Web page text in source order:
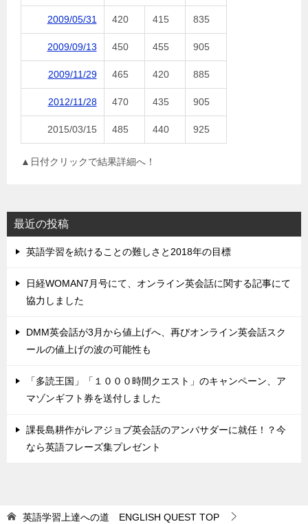
2009/05/31 420 415 835
2009/09/13 450 455 905
2009/11/29 465 420 885
2012/11/28 470 435 905
2015/03/15 485 440 925
▲日付クリックで結果詳細へ！
最近の投稿
英語学習を続けることの難しさと2018年の目標
日経WOMAN7月号にて、オンライン英会話に関する記事にて
協力しました
DMM英会話が3月から値上げへ、再びオンライン英会話スク
ールの値上げの波の可能性も
「多読王国」「１０００時間クエスト」のキャンペーン、ア
マゾンギフト券を送付しました
課長島耕作がレアジョブ英会話のアンバサダーに就任！？今
なら英語フレーズ集プレゼント
英語学習上達への道 ENGLISH QUEST TOP